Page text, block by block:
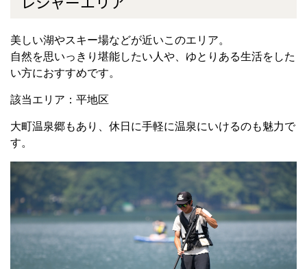
美しい湖やスキー場などが近いこのエリア。
自然を思いっきり堪能したい人や、ゆとりある生活をした
い方におすすめです。
該当エリア：平地区
大町温泉郷もあり、休日に手軽に温泉にいけるのも魅力で
す。